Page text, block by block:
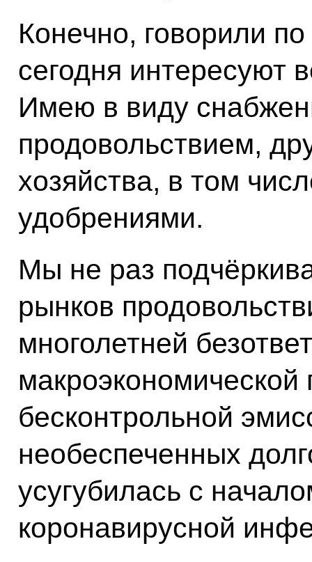
Конечно, говорили
сегодня интересуют
Имею в виду
продовольствием,
хозяйства, в том
удобрениями.
Мы не раз
рынков
многолетней
макроэкономической
бесконтрольной
необеспеченных
усугубилась с
коронавирусной